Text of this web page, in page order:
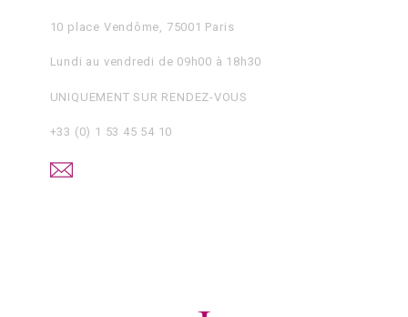
10 place Vendôme, 75001 Paris
Lundi au vendredi de 09h00 à 18h30
UNIQUEMENT SUR RENDEZ-VOUS
+33 (0) 1 53 45 54 10